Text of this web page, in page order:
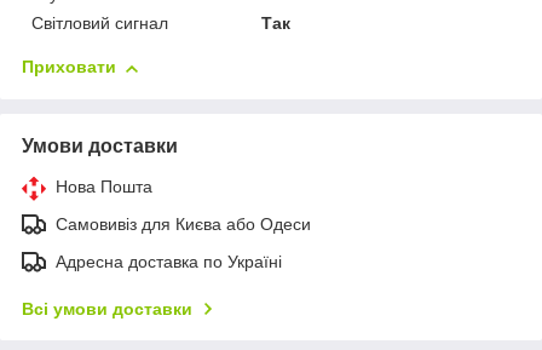
Світловий сигнал
Так
Приховати
Умови доставки
Нова Пошта
Самовивіз для Києва або Одеси
Адресна доставка по Україні
Всі умови доставки